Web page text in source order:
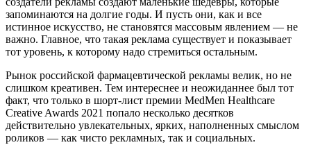
запоминаются на долгие годы. И пусть они, как и все
истинное искусство, не становятся массовым явлением — не
важно. Главное, что такая реклама существует и показывает
тот уровень, к которому надо стремиться остальным.
Рынок российской фармацевтической рекламы велик, но не
слишком креативен. Тем интереснее и неожиданнее был тот
факт, что только в шорт-лист премии MedMen Healthcare
Creative Awards 2021 попало несколько десятков
действительно увлекательных, ярких, наполненных смыслом
роликов — как чисто рекламных, так и социальных.